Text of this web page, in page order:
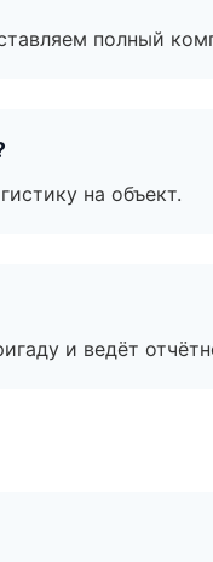
полный
на объект.
и ведёт